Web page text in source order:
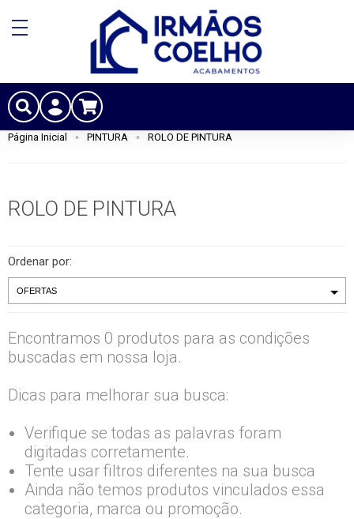
Página Inicial PINTURA ROLO DE PINTURA
ROLO DE PINTURA
Ordenar por:
Encontramos 0 produtos para as condições
buscadas em nossa loja.
Dicas para melhorar sua busca:
Verifique se todas as palavras foram
digitadas corretamente.
Tente usar filtros diferentes na sua busca
Ainda não temos produtos vinculados essa
categoria, marca ou promoção.